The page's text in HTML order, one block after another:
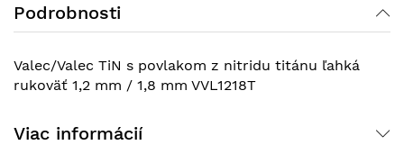
Podrobnosti
Valec/Valec TiN s povlakom z nitridu titánu ľahká
rukoväť 1,2 mm / 1,8 mm VVL1218T
Viac informácií